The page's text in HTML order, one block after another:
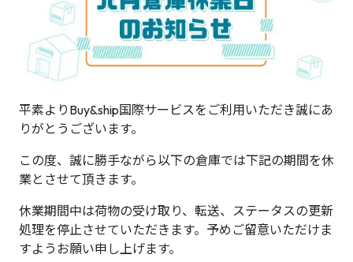
平素よりBuy&ship国際サービスをご利用いただき誠にあ
りがとうございます。
この度、誠に勝手ながら以下の倉庫では下記の期間を休
業とさせて頂きます。
休業期間中は荷物の受け取り、転送、ステータスの更新
処理を停止させていただきます。予めご留意いただけま
すようお願い申し上げます。